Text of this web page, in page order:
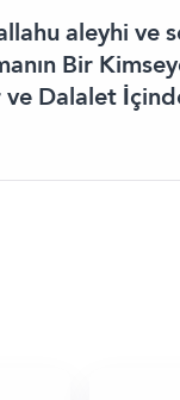
aleyhi ve
Bir
Dalalet